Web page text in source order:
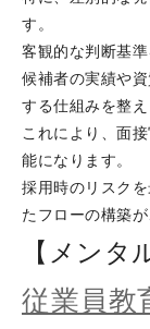
す。
客観的な判断基
候補者の実績や
する仕組みを整え
これにより、面
能になります。
採用時のリスク
たフローの構築
【メンタ
従業員教